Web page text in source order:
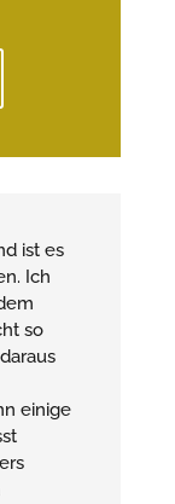
ist es
Ich
so
einige